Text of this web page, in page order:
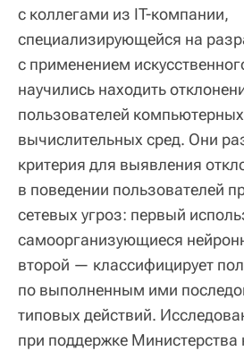
с коллегами из IT-компании,
специализирующейся на
с применением
научились находить
пользователей
вычислительных сред. Они
критерия для выявления
в поведении пользователей
сетевых угроз: первый
самоорганизующиеся
второй — классифицирует
по выполненным ими
типовых действий.
при поддержке